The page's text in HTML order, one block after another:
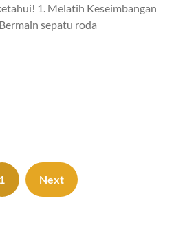
1. Melatih Keseimbangan
sepatu roda
1 Next